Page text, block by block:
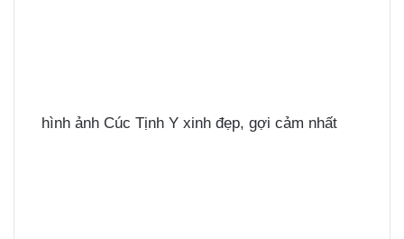
hình ảnh Cúc Tịnh Y xinh đẹp, gợi cảm nhất